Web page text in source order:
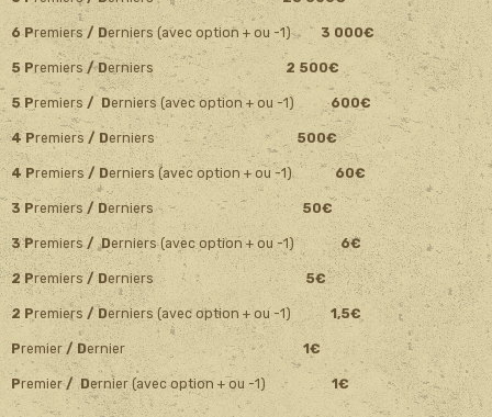
6 Premiers/ Derniers (avec option + ou -1)3 000€
5 Premiers/ Derniers 2 500€
5 Premiers / Derniers (avec option + ou -1)600€
4 Premiers/ Derniers500€
4 Premiers / Derniers (avec option + ou -1)60€
3 Premiers/ Derniers50€
3 Premiers/ Derniers (avec option + ou -1)6€
2 Premiers / Derniers5€
2 Premiers / Derniers (avec option + ou -1) 1,5€
Premier / Dernier 1€
Premier/ Dernier (avec option + ou -1) 1€